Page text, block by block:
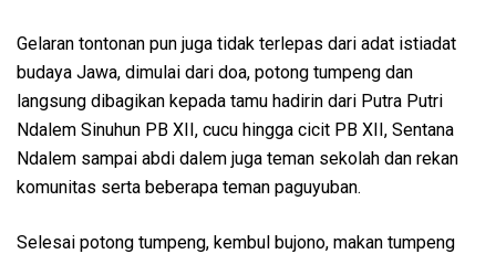
Gelaran tontonan pun juga tidak terlepas dari adat istiadat
budaya Jawa, dimulai dari doa, potong tumpeng dan
langsung dibagikan kepada tamu hadirin dari Putra Putri
Ndalem Sinuhun PB XII, cucu hingga cicit PB XII, Sentana
Ndalem sampai abdi dalem juga teman sekolah dan rekan
komunitas serta beberapa teman paguyuban.
Selesai potong tumpeng, kembul bujono, makan tumpeng